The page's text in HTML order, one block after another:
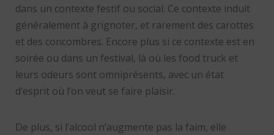
dans un contexte festif ou social. Ce contexte induit
généralement à grignoter, et rarement des carottes
et des concombres. Encore plus si ce contexte est en
soirée ou dans un festival, là où les food truck et
leurs odeurs sont omniprésents, avec un état
d’esprit où l’on veut se faire plaisir.
De plus, si l’alcool n’augmente pas la faim, elle